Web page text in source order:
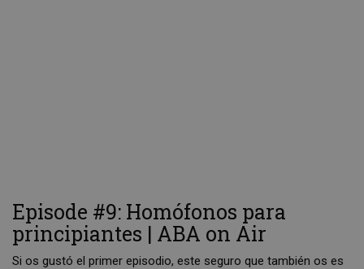
Episode #9: Homófonos para
principiantes | ABA on Air
Si os gustó el primer episodio, este seguro que también os es